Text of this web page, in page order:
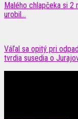
Malého chlapčeka si
urobil...
Váľal sa opitý pri
tvrdia susedia o